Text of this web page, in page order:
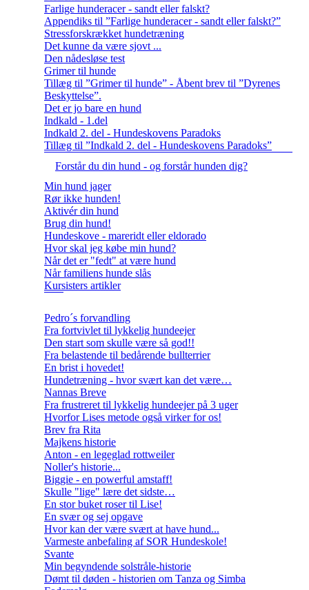
Farlige hunderacer - sandt eller falskt?
Appendiks til ”Farlige hunderacer - sandt eller falskt?”
Stressforskrækket hundetræning
Det kunne da være sjovt ...
Den nådesløse test
Grimer til hunde
Tillæg til ”Grimer til hunde” - Åbent brev til ”Dyrenes
Beskyttelse”.
Det er jo bare en hund
Indkald - 1.del
Indkald 2. del - Hundeskovens Paradoks
Tillæg til ”Indkald 2. del - Hundeskovens Paradoks”
Forstår du din hund - og forstår hunden dig?
Min hund jager
Rør ikke hunden!
Aktivér din hund
Brug din hund!
Hundeskove - mareridt eller eldorado
Hvor skal jeg købe min hund?
Når det er "fedt" at være hund
Når familiens hunde slås
Kursisters artikler
Pedro´s forvandling
Fra fortvivlet til lykkelig hundeejer
Den start som skulle være så god!!
Fra belastende til bedårende bullterrier
En brist i hovedet!
Hundetræning - hvor svært kan det være…
Nannas Breve
Fra frustreret til lykkelig hundeejer på 3 uger
Hvorfor Lises metode også virker for os!
Brev fra Rita
Majkens historie
Anton - en legeglad rottweiler
Noller's historie...
Biggie - en powerful amstaff!
Skulle "lige" lære det sidste…
En stor buket roser til Lise!
En svær og sej opgave
Hvor kan der være svært at have hund...
Varmeste anbefaling af SOR Hundeskole!
Svante
Min begyndende solstråle-historie
Dømt til døden - historien om Tanza og Simba